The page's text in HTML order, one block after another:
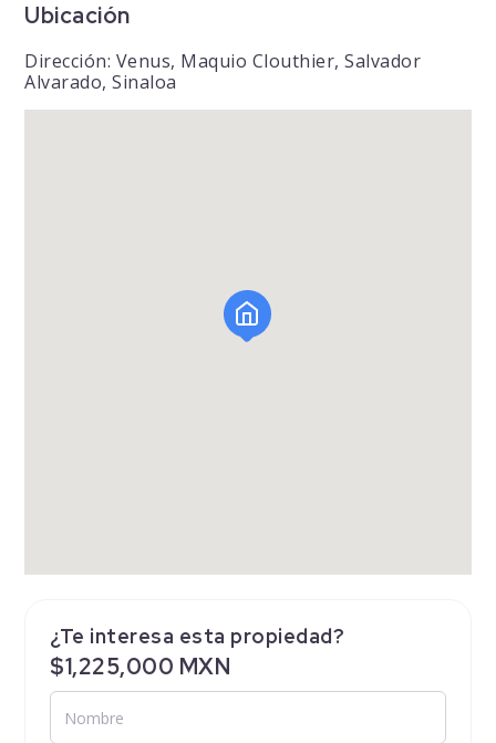
¿Te interesa esta propiedad?
$1,225,000 MXN
Ubicación
Dirección: Venus, Maquio Clouthier, Salvador
Alvarado, Sinaloa